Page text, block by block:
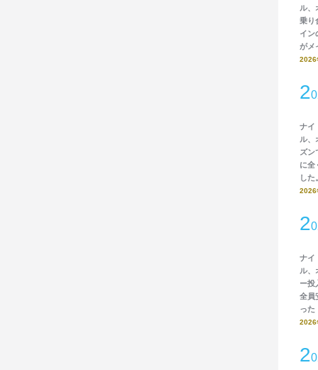
ル、
乗り
イン
がメ
2026
2
ナイ
ル、
ズン
に全
し
2026
2
ナイ
ル、
ー投
全員
っ
2026
2